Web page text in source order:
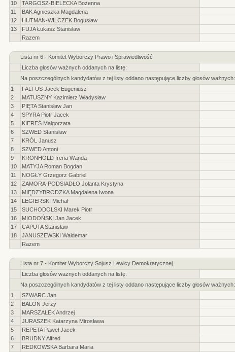
10
TARGOSZ-BIELECKA Bożenna
11
BAK Agnieszka Magdalena
12
HUTMAN-WILCZEK Bogusław
13
FUJA Łukasz Stanisław
Razem
Lista nr 6 - Komitet Wyborczy Prawo i Sprawiedliwość
Liczba głosów ważnych oddanych na listę:
Na poszczególnych kandydatów z tej listy oddano następujące liczby głosów ważnych:
1
FALFUS Jacek Eugeniusz
2
MATUSZNY Kazimierz Władysław
3
PIĘTA Stanisław Jan
4
SPYRA Piotr Jacek
5
KIEREŚ Małgorzata
6
SZWED Stanisław
7
KRÓL Janusz
8
SZWED Antoni
9
KRONHOLD Irena Wanda
10
MATYJA Roman Bogdan
11
NOGŁY Grzegorz Gabriel
12
ZAMORA-PODSIADŁO Jolanta Krystyna
13
MIĘDZYBRODZKA Magdalena Iwona
14
LEGIERSKI Michał
15
SUCHODOLSKI Marek Piotr
16
MIODOŃSKI Jan Jacek
17
CAPUTA Stanisław
18
JANUSZEWSKI Waldemar
Razem
Lista nr 7 - Komitet Wyborczy Sojusz Lewicy Demokratycznej
Liczba głosów ważnych oddanych na listę:
Na poszczególnych kandydatów z tej listy oddano następujące liczby głosów ważnych:
1
SZWARC Jan
2
BALON Jerzy
3
MARSZAŁEK Andrzej
4
JURASZEK Katarzyna Mirosława
5
REPETA Paweł Jacek
6
BRUDNY Alfred
7
REDKOWSKA Barbara Maria